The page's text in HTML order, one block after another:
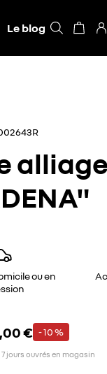
Le blog
ou en
€ - 10 %
jours ouvrés en magasin